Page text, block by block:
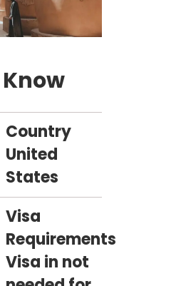
Know
Country
United
States
Visa
Requirements
Visa in not